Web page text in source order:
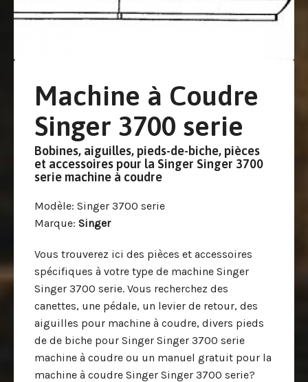
Machine à Coudre
Singer 3700 serie
Bobines, aiguilles, pieds-de-biche, pièces
et accessoires pour la Singer Singer 3700
serie machine à coudre
Modèle: Singer 3700 serie
Marque: Singer
Vous trouverez ici des pièces et accessoires
spécifiques à votre type de machine Singer
Singer 3700 serie. Vous recherchez des
canettes, une pédale, un levier de retour, des
aiguilles pour machine à coudre, divers pieds
de de biche pour Singer Singer 3700 serie
machine à coudre ou un manuel gratuit pour la
machine à coudre Singer Singer 3700 serie?